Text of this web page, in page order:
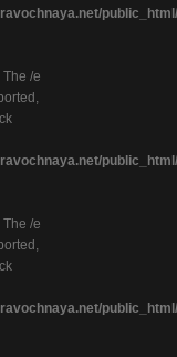
/e
/e